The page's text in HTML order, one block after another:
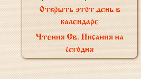
Открыть этот день в
календаре
Чтения Св. Писания на
сегодня